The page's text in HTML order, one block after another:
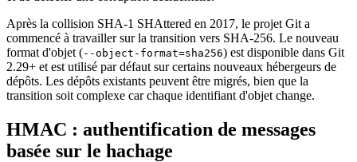
Après la collision SHA-1 SHAttered en 2017, le projet Git a
commencé à travailler sur la transition vers SHA-256. Le nouveau
format d'objet (--object-format=sha256) est disponible dans Git
2.29+ et est utilisé par défaut sur certains nouveaux hébergeurs de
dépôts. Les dépôts existants peuvent être migrés, bien que la
transition soit complexe car chaque identifiant d'objet change.
HMAC : authentification de messages
basée sur le hachage